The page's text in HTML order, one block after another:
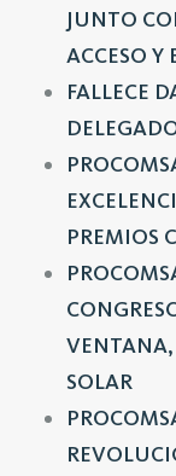
JUNTO
ACCESO Y
FALLECE
PREMIOS
VENTANA,
SOLAR